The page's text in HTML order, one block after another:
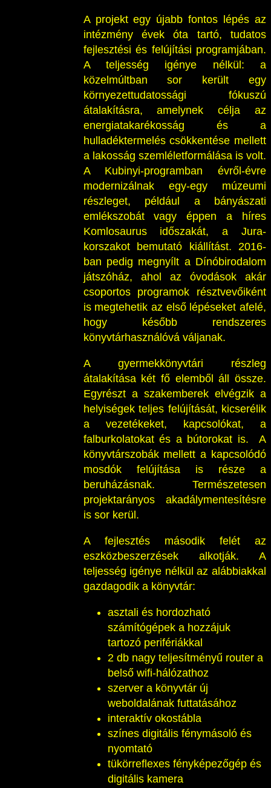
A projekt egy újabb fontos lépés az
intézmény évek óta tartó, tudatos
fejlesztési és felújítási programjában.
A teljesség igénye nélkül: a
közelmúltban sor került egy
környezettudatossági fókuszú
átalakításra, amelynek célja az
energiatakarékosság és a
hulladéktermelés csökkentése mellett
a lakosság szemléletformálása is volt.
A Kubinyi-programban évről-évre
modernizálnak egy-egy múzeumi
részleget, például a bányászati
emlékszobát vagy éppen a híres
Komlosaurus időszakát, a Jura-
korszakot bemutató kiállítást. 2016-
ban pedig megnyílt a Dínóbirodalom
játszóház, ahol az óvodások akár
csoportos programok résztvevőiként
is megtehetik az első lépéseket afelé,
hogy később rendszeres
könyvtárhasználóvá váljanak.
A gyermekkönyvtári részleg
átalakítása két fő elemből áll össze.
Egyrészt a szakemberek elvégzik a
helyiségek teljes felújítását, kicserélik
a vezetékeket, kapcsolókat, a
falburkolatokat és a bútorokat is. A
könyvtárszobák mellett a kapcsolódó
mosdók felújítása is része a
beruházásnak. Természetesen
projektarányos akadálymentesítésre
is sor kerül.
A fejlesztés második felét az
eszközbeszerzések alkotják. A
teljesség igénye nélkül az alábbiakkal
gazdagodik a könyvtár:
asztali és hordozható
számítógépek a hozzájuk
tartozó perifériákkal
2 db nagy teljesítményű router a
belső wifi-hálózathoz
szerver a könyvtár új
weboldalának futtatásához
interaktív okostábla
színes digitális fénymásoló és
nyomtató
tükörreflexes fényképezőgép és
digitális kamera